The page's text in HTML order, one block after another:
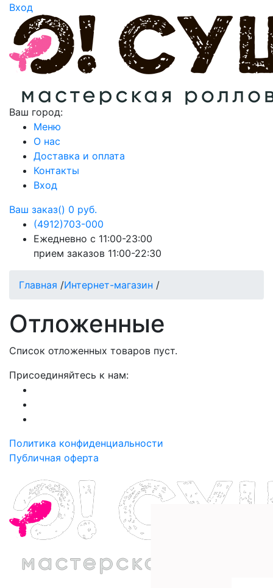
Вход
Ваш город:
Меню
О нас
Доставка и оплата
Контакты
Вход
Ваш заказ() 0 руб.
(4912)703-000
Ежедневно с 11:00-23:00
прием заказов 11:00-22:30
Главная /Интернет-магазин /
Отложенные
Список отложенных товаров пуст.
Присоединяйтесь к нам:
Политика конфиденциальности
Публичная оферта